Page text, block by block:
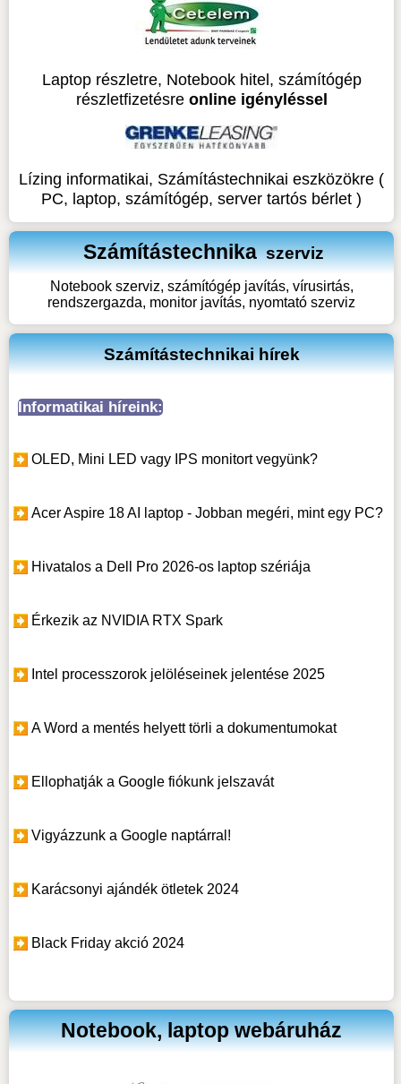
Laptop részletre, Notebook hitel, számítógép
részletfizetésre online igényléssel
Lízing informatikai, Számítástechnikai eszközökre (
PC, laptop, számítógép, server tartós bérlet )
Számítástechnika szerviz
Notebook szerviz, számítógép javítás, vírusirtás,
rendszergazda, monitor javítás, nyomtató szerviz
Számítástechnikai hírek
Informatikai híreink:
OLED, Mini LED vagy IPS monitort vegyünk?
Acer Aspire 18 AI laptop - Jobban megéri, mint egy PC?
Hivatalos a Dell Pro 2026-os laptop szériája
Érkezik az NVIDIA RTX Spark
Intel processzorok jelöléseinek jelentése 2025
A Word a mentés helyett törli a dokumentumokat
Ellophatják a Google fiókunk jelszavát
Vigyázzunk a Google naptárral!
Karácsonyi ajándék ötletek 2024
Black Friday akció 2024
Notebook, laptop webáruház